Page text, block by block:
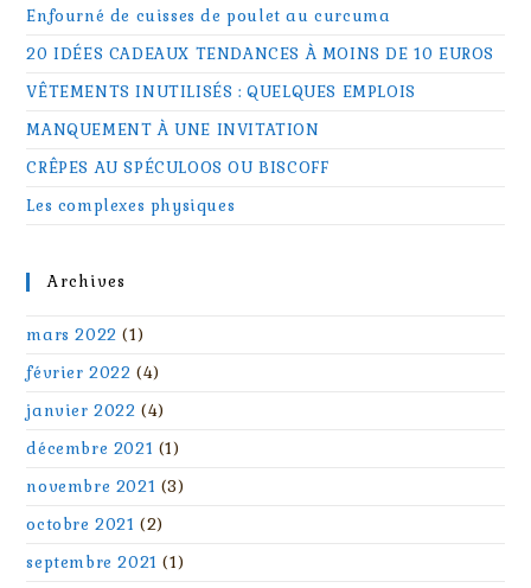
Enfourné de cuisses de poulet au curcuma
20 IDÉES CADEAUX TENDANCES À MOINS DE 10 EUROS
VÊTEMENTS INUTILISÉS : QUELQUES EMPLOIS
MANQUEMENT À UNE INVITATION
CRÊPES AU SPÉCULOOS OU BISCOFF
Les complexes physiques
Archives
mars 2022 (1)
février 2022 (4)
janvier 2022 (4)
décembre 2021 (1)
novembre 2021 (3)
octobre 2021 (2)
septembre 2021 (1)